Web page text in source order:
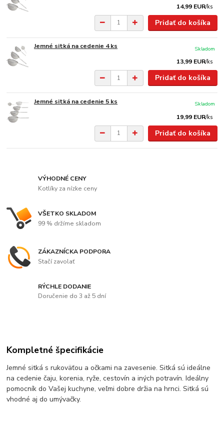
14,99 EUR/ks
Pridať do košíka
Jemné sitká na cedenie 4 ks
13,99 EUR/ks
Skladom
Pridať do košíka
Jemné sitká na cedenie 5 ks
19,99 EUR/ks
Skladom
Pridať do košíka
VÝHODNÉ CENY
Kotlíky za nízke ceny
VŠETKO SKLADOM
99 % držíme skladom
ZÁKAZNÍCKA PODPORA
Stačí zavolať
RÝCHLE DODANIE
Doručenie do 3 až 5 dní
Kompletné špecifikácie
Jemné sitká s rukoväťou a očkami na zavesenie. Sitká sú ideálne
na cedenie čaju, korenia, ryže, cestovín a iných potravín. Ideálny
pomocník do Vašej kuchyne, veľmi dobre držia na hrnci. Sitká sú
vhodné aj do umývačky.